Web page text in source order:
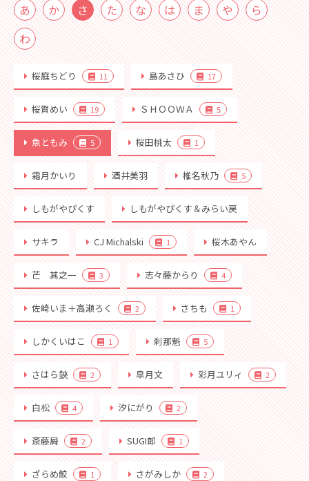
あ か さ た な は ま や
ら
わ
桜庭ちどり 11 島あさひ 17
桜賀めい 19 ＳＨＯＯＷＡ 5
魚ともみ 5 桜田桃太 1
霜月かいり 酒井美羽 椎名秋乃 5
しもがやぴくす しもがやぴくす＆みらい戻
サキラ CJ Michalski 1 桜木あやん
芒 其之一 3 志々藤からり 4
佐崎いま＋高瀬ろく 2 さちも 1
しかくいはこ 1 刹那魁 5
さはら鋏 2 皐月文 彩月ユリィ 2
白松 4 汐にがり 2
斎藤屑 2 SUGI郎 1
ざらめ鮫 1 さがみしか 2